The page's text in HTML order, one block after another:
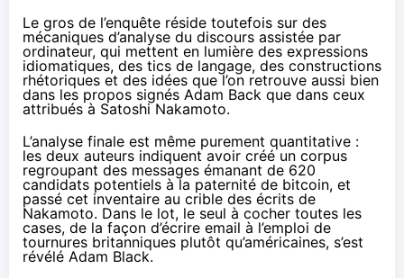
Le gros de l’enquête réside toutefois sur des
mécaniques d’analyse du discours assistée par
ordinateur, qui mettent en lumière des expressions
idiomatiques, des tics de langage, des constructions
rhétoriques et des idées que l’on retrouve aussi bien
dans les propos signés Adam Back que dans ceux
attribués à Satoshi Nakamoto.
L’analyse finale est même purement quantitative :
les deux auteurs indiquent avoir créé un corpus
regroupant des messages émanant de 620
candidats potentiels à la paternité de bitcoin, et
passé cet inventaire au crible des écrits de
Nakamoto. Dans le lot, le seul à cocher toutes les
cases, de la façon d’écrire email à l’emploi de
tournures britanniques plutôt qu’américaines, s’est
révélé Adam Black.